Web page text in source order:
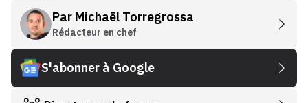
Par Michaël Torregrossa
Rédacteur en chef
S'abonner à Google